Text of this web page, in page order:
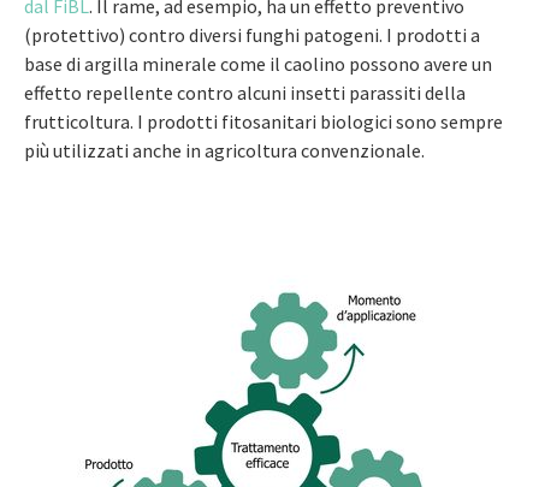
dal FiBL. Il rame, ad esempio, ha un effetto preventivo
(protettivo) contro diversi funghi patogeni. I prodotti a
base di argilla minerale come il caolino possono avere un
effetto repellente contro alcuni insetti parassiti della
frutticoltura. I prodotti fitosanitari biologici sono sempre
più utilizzati anche in agricoltura convenzionale.